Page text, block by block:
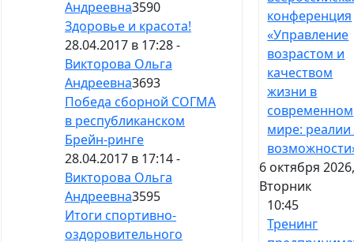
Андреевна3590
Здоровье и красота!
28.04.2017 в 17:28 -
Викторова Ольга
Андреевна3693
Победа сборной СОГМА
в республиканском
Брейн-ринге
28.04.2017 в 17:14 -
Викторова Ольга
Андреевна3595
Итоги спортивно-
оздоровительного
конференция
«Управление
возрастом и
качеством
жизни в
современном
мире: реалии
6 октября
Вторник
10:45
Тренинг